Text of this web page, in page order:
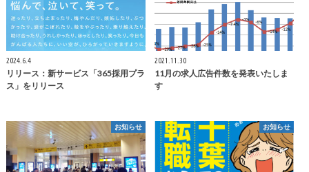
2024.6.4
リリース：新サービス「365採用プラ
ス」をリリース
2021.11.30
11月の求人広告件数を発表いたしま
す
お知らせ お知らせ